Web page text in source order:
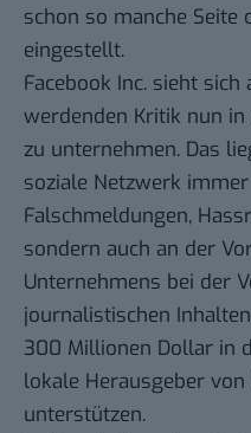
schon so manche Seite
eingestellt.
Facebook Inc. sieht
werdenden Kritik nun
zu unternehmen. Das
soziale Netzwerk
Falschmeldungen,
sondern auch an der
Unternehmens bei der
journalistischen
300 Millionen Dollar in
lokale Herausgeber
unterstützen.